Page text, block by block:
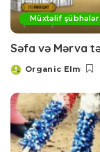
Müxtəlif şübhələr
Səfa və Mərva
Posted
Organic Elm